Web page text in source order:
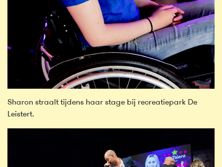
Sharon straalt tijdens haar stage bij recreatiepark De
Leistert.